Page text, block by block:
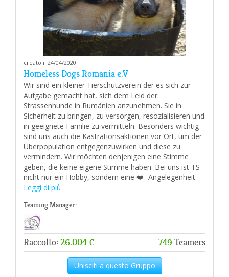
creato il 24/04/2020
Homeless Dogs Romania e.V
Wir sind ein kleiner Tierschutzverein der es sich zur
Aufgabe gemacht hat, sich dem Leid der
Strassenhunde in Rumänien anzunehmen. Sie in
Sicherheit zu bringen, zu versorgen, resozialisieren und
in geeignete Familie zu vermitteln. Besonders wichtig
sind uns auch die Kastrationsaktionen vor Ort, um der
Überpopulation entgegenzuwirken und diese zu
vermindern. Wir möchten denjenigen eine Stimme
geben, die keine eigene Stimme haben. Bei uns ist TS
nicht nur ein Hobby, sondern eine ❤️- Angelegenheit.
Leggi di più
Teaming Manager:
Raccolto: 26.004 € 749 Teamers
Unisciti a questo Gruppo